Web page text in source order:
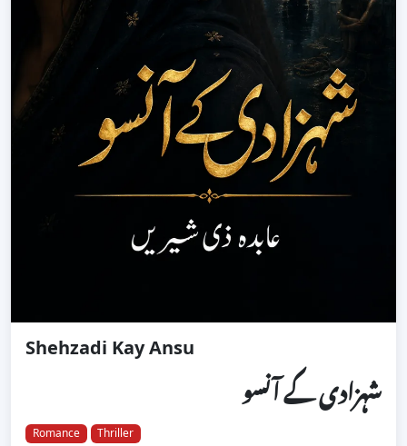
Shehzadi Kay Ansu
شہزادی کے آنسو
Romance Thriller